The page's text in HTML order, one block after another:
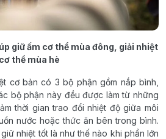
giữ ấm cơ thể mùa đông, giải nhiệt
cơ thể mùa hè
cơ bản có 3 bộ phận gồm nắp bình,
bộ phận này đều được làm từ những
thời gian trao đổi nhiệt độ giữa môi
nước hoặc thức ăn bên trong bình.
nhiệt tốt là như thế nào khi phần lớn